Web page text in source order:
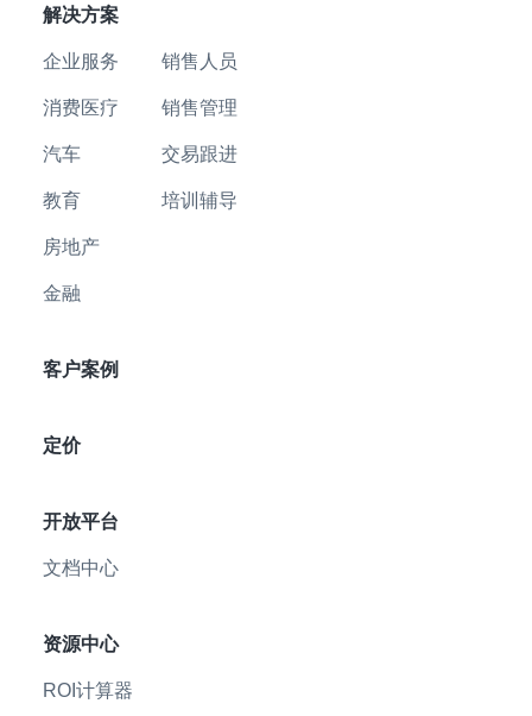
解决方案
企业服务
消费医疗
汽车
教育
房地产
金融
销售人员
销售管理
交易跟进
培训辅导
客户案例
定价
开放平台
文档中心
资源中心
ROI计算器